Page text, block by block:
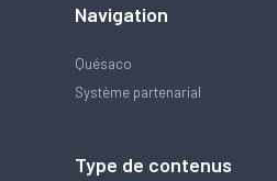
Navigation
Quésaco
Système partenarial
Type de contenus